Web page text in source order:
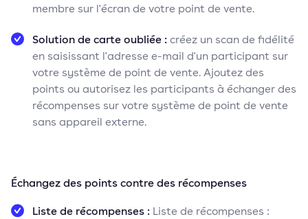
membre sur l'écran de votre point de vente.
Solution de carte oubliée :créez un scan de fidélité
en saisissant l'adresse e-mail d'un participant sur
votre système de point de vente. Ajoutez des
points ou autorisez les participants à échanger des
récompenses sur votre système de point de vente
sans appareil externe.
Échangez des points contre des récompenses
Liste de récompenses : Liste de récompenses :